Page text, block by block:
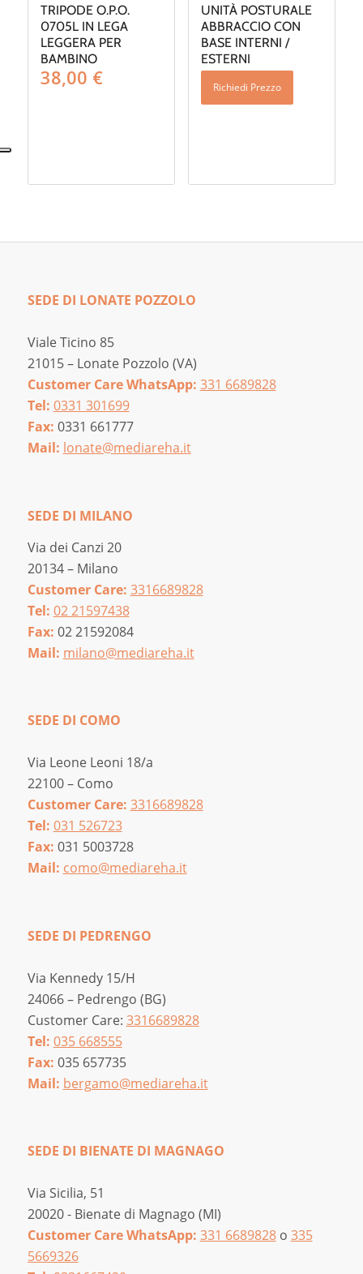
TRIPODE O.P.O.
0705L IN LEGA
LEGGERA PER
BAMBINO
38,00 €
UNITÀ POSTURALE
ABBRACCIO CON
BASE INTERNI /
ESTERNI
Richiedi Prezzo
SEDE DI LONATE POZZOLO
Viale Ticino 85
21015 – Lonate Pozzolo (VA)
Customer Care WhatsApp: 331 6689828
Tel: 0331 301699
Fax: 0331 661777
Mail: lonate@mediareha.it
SEDE DI MILANO
Via dei Canzi 20
20134 – Milano
Customer Care: 3316689828
Tel: 02 21597438
Fax: 02 21592084
Mail: milano@mediareha.it
SEDE DI COMO
Via Leone Leoni 18/a
22100 – Como
Customer Care: 3316689828
Tel: 031 526723
Fax: 031 5003728
Mail: como@mediareha.it
SEDE DI PEDRENGO
Via Kennedy 15/H
24066 – Pedrengo (BG)
Customer Care: 3316689828
Tel: 035 668555
Fax: 035 657735
Mail: bergamo@mediareha.it
SEDE DI BIENATE DI MAGNAGO
Via Sicilia, 51
20020 - Bienate di Magnago (MI)
Customer Care WhatsApp: 331 6689828o 335
5669326